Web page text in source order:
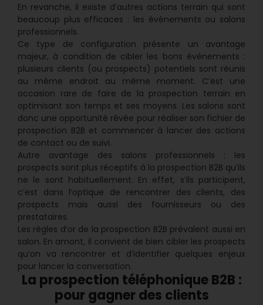
En revanche, il existe d’autres actions terrain qui sont
beaucoup plus efficaces : les événements ou salons
professionnels.
Ce type de configuration présente un avantage
majeur, à condition de cibler les bons événements :
plusieurs clients (ou prospects) potentiels sont réunis
au même endroit au même moment. C’est une
occasion rare de faire de la prospection terrain en
optimisant son temps et ses moyens. Les salons sont
donc une opportunité rêvée pour réaliser son fichier de
prospection B2B et commencer à lancer des actions
de contact ou de suivi.
Autre avantage des salons professionnels : les
prospects sont plus réceptifs à la prospection B2B qu’ils
ne le sont habituellement. En effet, s’ils participent,
c’est dans l’optique de rencontrer des clients, des
prospects mais aussi des fournisseurs ou des
prestataires.
Les règles d’or de la prospection B2B prévalent aussi en
salon. En amont, il convient de bien cibler les prospects
qu’on va rencontrer et d’identifier quelques enjeux
pour lancer la conversation.
La prospection téléphonique B2B :
pour gagner des clients